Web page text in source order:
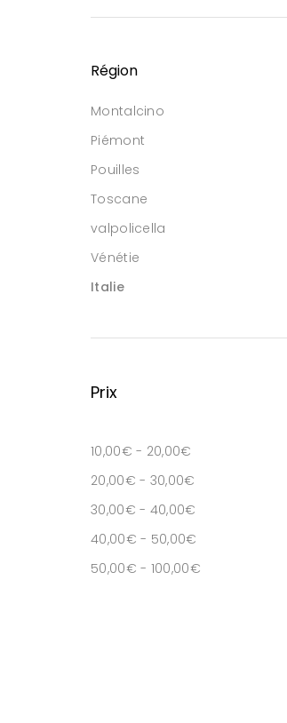
Région
Montalcino
Piémont
Pouilles
Toscane
valpolicella
Vénétie
Italie
Prix
10,00€ - 20,00€
20,00€ - 30,00€
30,00€ - 40,00€
40,00€ - 50,00€
50,00€ - 100,00€